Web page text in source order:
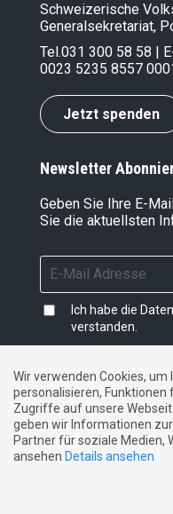
Schweizerische
Generalsekretariat,
Tel.031 300 58 58 |
0023 5235 8557
Jetzt spenden
Newsletter
Geben Sie Ihre E-
Sie die aktuellsten
Ich habe die
verstanden.
Impressum|
DE FR IT
Wir verwenden Cookies,
personalisieren, Funktionen
Zugriffe auf unsere
geben wir Informationen
Partner für soziale Medien,
ansehen Details ansehen